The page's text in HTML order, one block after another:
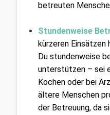
betreuten
Stundenweise
kürzeren
Du stundenweise
unterstützen – sei
Kochen oder bei
ältere Menschen
der Betreuung, da